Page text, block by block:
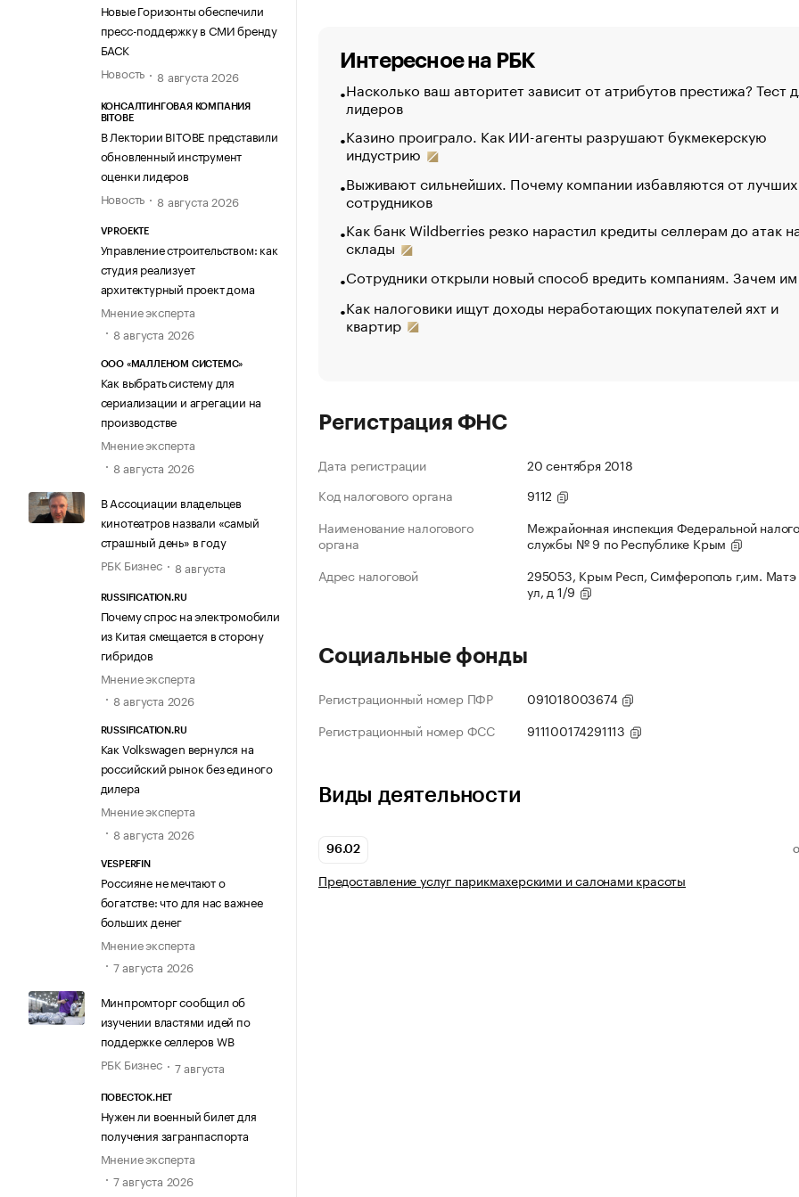
Новые Горизонты обеспечили
пресс-поддержку в СМИ бренду
БАСК
Новость
8 августа 2026
КОНСАЛТИНГОВАЯ КОМПАНИЯ
BITOBE
В Лектории BITOBE представили
обновленный инструмент
оценки лидеров
Новость
8 августа 2026
VPROEKTE
Управление строительством: как
студия реализует
архитектурный проект дома
Мнение эксперта
8 августа 2026
ООО «МАЛЛЕНОМ СИСТЕМС»
Как выбрать систему для
сериализации и агрегации на
производстве
Мнение эксперта
8 августа 2026
В Ассоциации владельцев
кинотеатров назвали «самый
страшный день» в году
РБК Бизнес
8 августа
RUSSIFICATION.RU
Почему спрос на электромобили
из Китая смещается в сторону
гибридов
Мнение эксперта
8 августа 2026
RUSSIFICATION.RU
Как Volkswagen вернулся на
российский рынок без единого
дилера
Мнение эксперта
8 августа 2026
VESPERFIN
Россияне не мечтают о
богатстве: что для нас важнее
больших денег
Мнение эксперта
7 августа 2026
Минпромторг сообщил об
изучении властями идей по
поддержке селлеров WB
РБК Бизнес
7 августа
ПОВЕСТОК.НЕТ
Нужен ли военный билет для
получения загранпаспорта
Мнение эксперта
7 августа 2026
Интересное на РБК
Насколько ваш авторитет зависит от атрибутов престижа? Тест
лидеров
Казино проиграло. Как ИИ-агенты разрушают букмекерскую
индустрию
Выживают сильнейших. Почему компании избавляются от лучших
сотрудников
Как банк Wildberries резко нарастил кредиты селлерам до атак
склады
Сотрудники открыли новый способ вредить компаниям. Зачем
Как налоговики ищут доходы неработающих покупателей яхт и
квартир
Регистрация ФНС
Дата регистрации
20 сентября 2018
Код налогового органа
9112
Наименование налогового
органа
Межрайонная инспекция Федеральной
службы № 9 по Республике Крым
Адрес налоговой
295053, Крым Респ, Симферополь г,им. Матэ
ул, д 1/9
Социальные фонды
Регистрационный номер ПФР
091018003674
Регистрационный номер ФСС
911100174291113
Виды деятельности
96.02
Предоставление услуг парикмахерскими и салонами красоты